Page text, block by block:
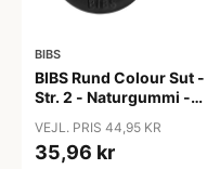
BIBS
BIBS Rund Colour Sut -
Str. 2 - Naturgummi -
VEJL. PRIS 44,95 KR
35,96 kr